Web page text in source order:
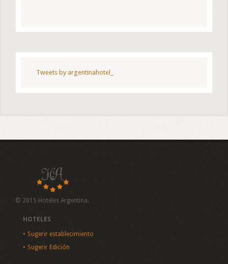
Tweets by argentinahotel_
© 2015 Hoteles Argentina.
HOTELES
Sugerir establecimiento
Sugerir Edición